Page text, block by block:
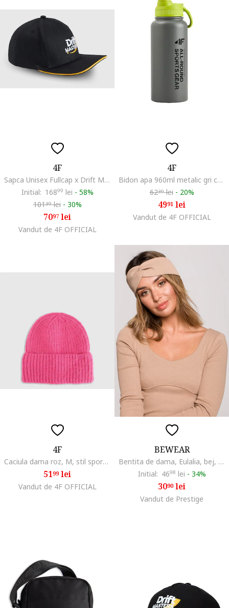
4F
Sapca Unisex Fullcap x Drift Masters, Bumbac, Broderie, Ajustare Plastic, Cozoroc Drept, Sporturi Motorizate, Marime S/M
Initial: 16899 lei - 58%
10139lei - 30%
7097 lei
Vandut de 4F OFFICIAL
4F
Bidon apa 960ml metalic gri cu maner
6239lei - 20%
4991 lei
Vandut de 4F OFFICIAL
4F
Caciula dama roz, M, stil sportiv, iarna
5199lei
Vandut de 4F OFFICIAL
BEWEAR
Bentita de dama, Eulalia, bej, One size
Initial: 4698 lei - 34%
3090lei
Vandut de Prestige